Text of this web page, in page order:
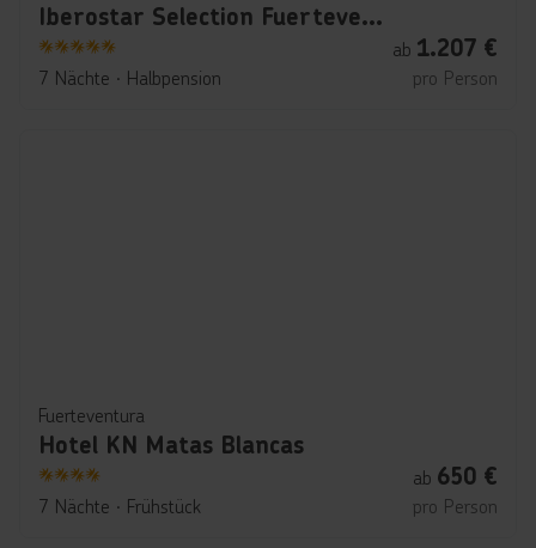
Iberostar Selection Fuerteventura Palace
5
7 Nächte ∙ Halbpension
ab 1.207 €
pro Person
Fuerteventura
Hotel KN Matas Blancas
4
7 Nächte ∙ Frühstück
ab 650 €
pro Person